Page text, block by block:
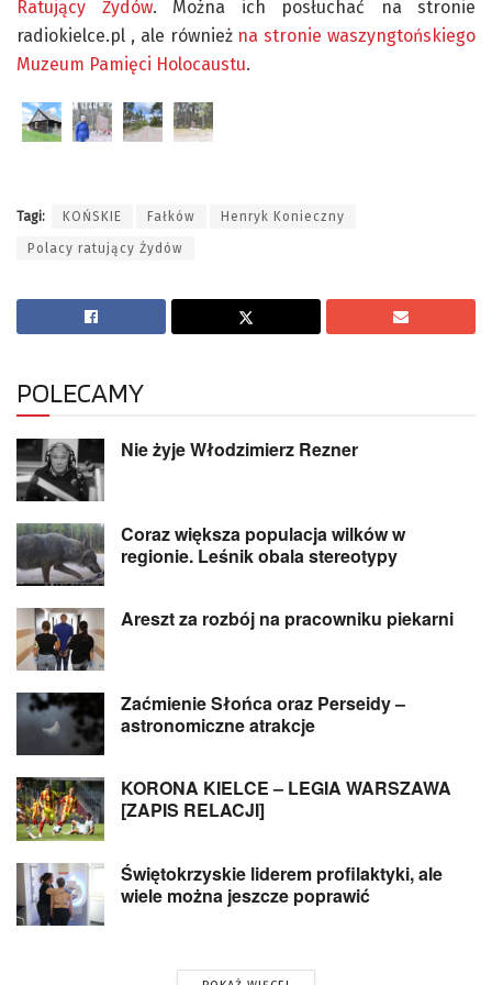
Ratujący Żydów. Można ich posłuchać na stronie
radiokielce.pl , ale również na stronie waszyngtońskiego
Muzeum Pamięci Holocaustu.
Tagi: KOŃSKIE Fałków Henryk Konieczny
Polacy ratujący Żydów
POLECAMY
Nie żyje Włodzimierz Rezner
Coraz większa populacja wilków w
regionie. Leśnik obala stereotypy
Areszt za rozbój na pracowniku piekarni
Zaćmienie Słońca oraz Perseidy –
astronomiczne atrakcje
KORONA KIELCE – LEGIA WARSZAWA
[ZAPIS RELACJI]
Świętokrzyskie liderem profilaktyki, ale
wiele można jeszcze poprawić